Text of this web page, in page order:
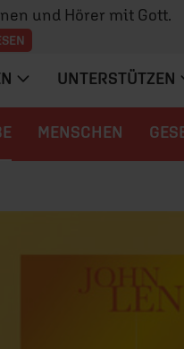
und Hörer mit Gott.
UNTERSTÜTZEN
MENSCHEN